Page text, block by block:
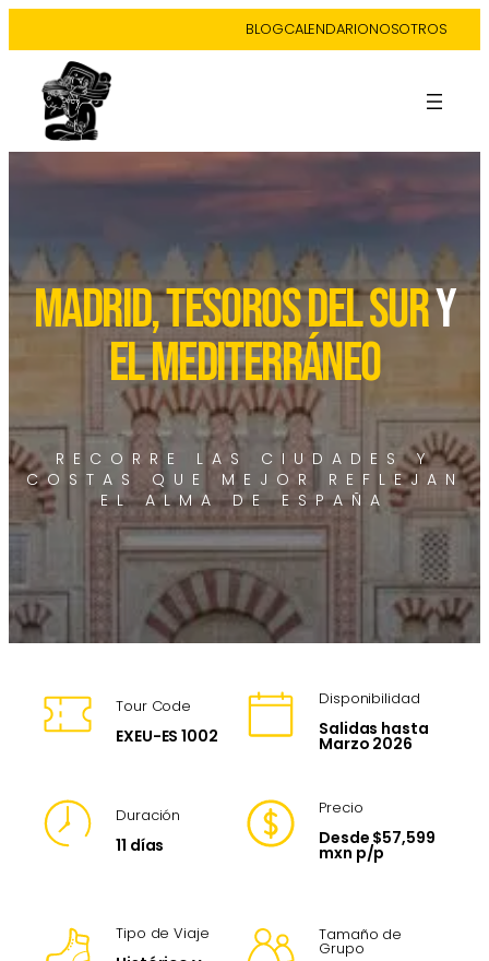
BLOGCALENDARIONOSOTROS
MADRID, TESOROS DEL SURy
EL MEDITERRÁNEO
RECORRE LAS CIUDADES Y
COSTAS QUE MEJOR REFLEJAN
EL ALMA DE ESPAÑA
Tour Code
EXEU-ES 1002
Disponibilidad
Salidas hasta
Marzo 2026
Duración
11 días
Precio
Desde $57,599
mxn p/p
Tipo de Viaje Tamaño de
Grupo